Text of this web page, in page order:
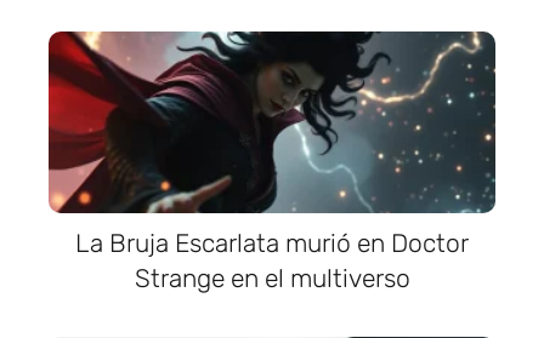
La Bruja Escarlata murió en Doctor
Strange en el multiverso